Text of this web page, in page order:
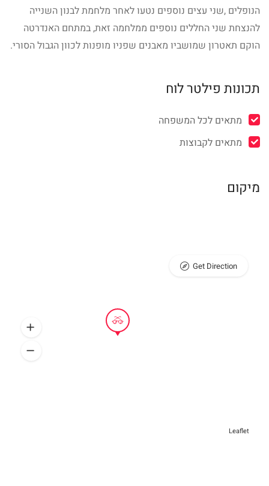
הנופלים ,שני עצים נוספים נטעו לאחר מלחמת לבנון השנייה
להנצחת שני החללים נוספים ממלחמה זאת, במתחם האנדרטה
הוקם תאטרון שמושביו מאבנים שפניו מופנות לכוון הגבול הסורי.
תכונות פילטר לוח
מתאים לכל המשפחה
מתאים לקבוצות
מיקום
Leaflet
Get Direction